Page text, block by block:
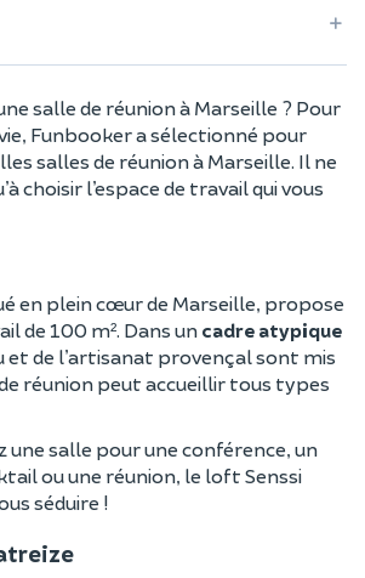
salle de réunion à Marseille ? Pour
Funbooker a sélectionné pour
salles de réunion à Marseille. Il ne
choisir l’espace de travail qui vous
en plein cœur de Marseille, propose
de 100 m². Dans un cadre atypique
et de l’artisanat provençal sont mis
réunion peut accueillir tous types
une salle pour une conférence, un
ou une réunion, le loft Senssi
séduire !